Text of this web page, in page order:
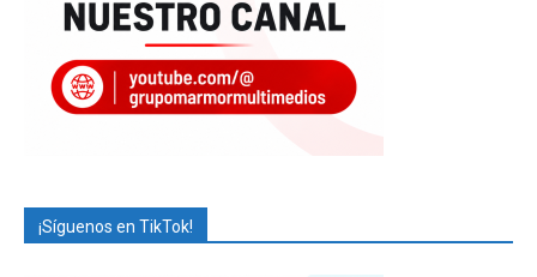
¡Síguenos en TikTok!